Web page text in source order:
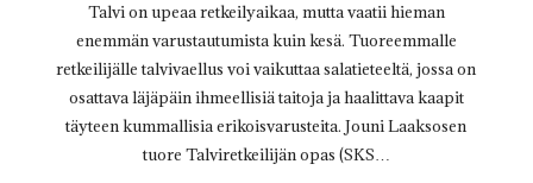
Talvi on upeaa retkeilyaikaa, mutta vaatii hieman
enemmän varustautumista kuin kesä. Tuoreemmalle
retkeilijälle talvivaellus voi vaikuttaa salatieteeltä, jossa on
osattava läjäpäin ihmeellisiä taitoja ja haalittava kaapit
täyteen kummallisia erikoisvarusteita. Jouni Laaksosen
tuore Talviretkeilijän opas (SKS…